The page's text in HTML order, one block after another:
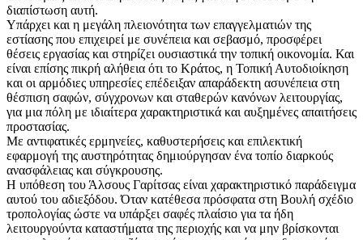
διαπίστωση αυτή.
Υπάρχει και η μεγάλη πλειονότητα των επαγγελματιών της
εστίασης που επιχειρεί με συνέπεια και σεβασμό, προσφέρει
θέσεις εργασίας και στηρίζει ουσιαστικά την τοπική οικονομία. Και
είναι επίσης πικρή αλήθεια ότι το Κράτος, η Τοπική Αυτοδιοίκηση
και οι αρμόδιες υπηρεσίες επέδειξαν απαράδεκτη ασυνέπεια στη
θέσπιση σαφών, σύγχρονων και σταθερών κανόνων λειτουργίας,
για μια πόλη με ιδιαίτερα χαρακτηριστικά και αυξημένες απαιτήσεις
προστασίας.
Με αντιφατικές ερμηνείες, καθυστερήσεις και επιλεκτική
εφαρμογή της αυστηρότητας δημιούργησαν ένα τοπίο διαρκούς
ανασφάλειας και σύγκρουσης.
Η υπόθεση του Άλσους Γαρίτσας είναι χαρακτηριστικό παράδειγμα
αυτού του αδιεξόδου. Όταν κατέθεσα πρόσφατα στη Βουλή σχέδιο
τροπολογίας ώστε να υπάρξει σαφές πλαίσιο για τα ήδη
λειτουργούντα καταστήματα της περιοχής και να μην βρίσκονται